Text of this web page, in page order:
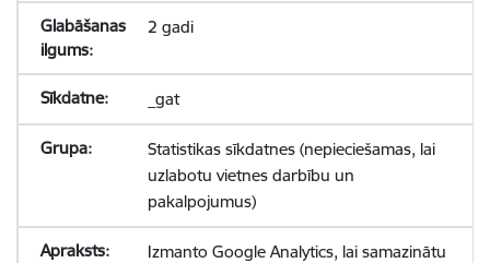
2 gadi
_gat
Statistikas sīkdatnes (nepieciešamas, lai
uzlabotu vietnes darbību un
pakalpojumus)
Izmanto Google Analytics, lai samazinātu